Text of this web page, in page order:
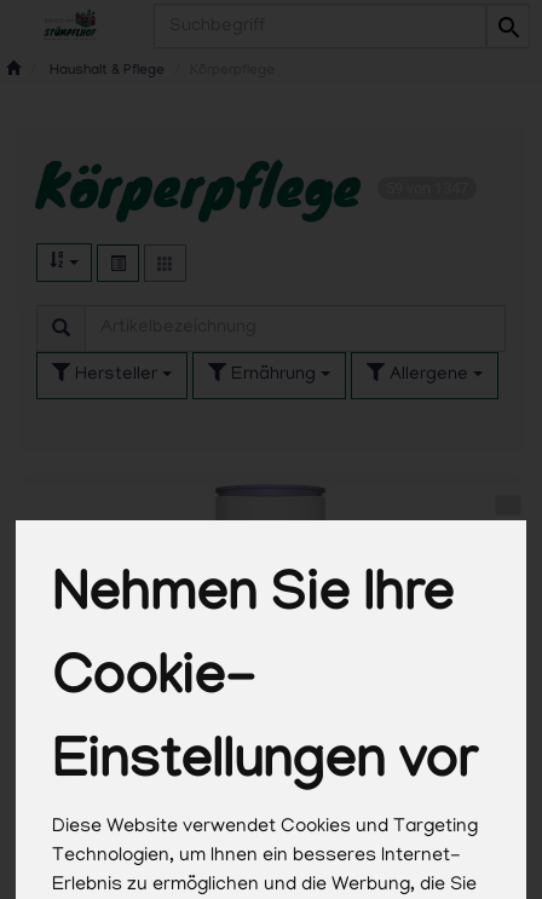
Nehmen Sie Ihre
Cookie-
Einstellungen vor
Diese Website verwendet Cookies und Targeting
Technologien, um Ihnen ein besseres Internet-
Erlebnis zu ermöglichen und die Werbung, die Sie
Haushalt & Pflege
Körperpflege
Hersteller Ernährung Allergene